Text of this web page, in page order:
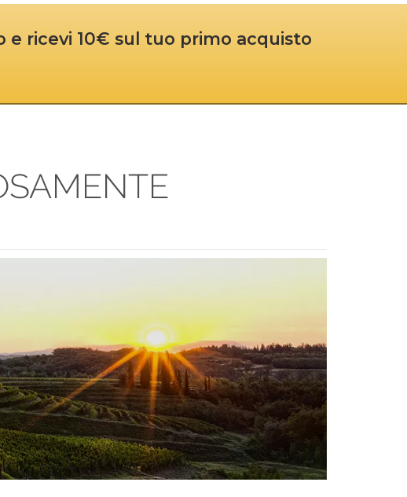
ricevi 10€ sul tuo primo acquisto